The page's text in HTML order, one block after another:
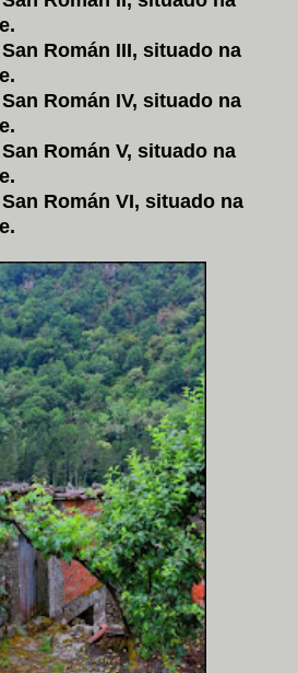
Román III, situado na
Román IV, situado na
Román V, situado na
Román VI, situado na